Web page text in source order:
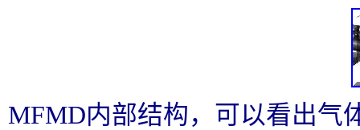
MFMD内部结构，可以看出气